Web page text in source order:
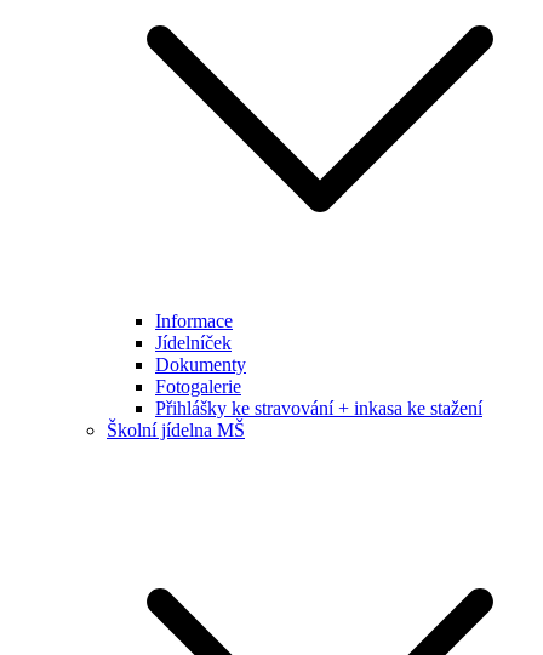
Informace
Jídelníček
Dokumenty
Fotogalerie
Přihlášky ke stravování + inkasa ke stažení
Školní jídelna MŠ